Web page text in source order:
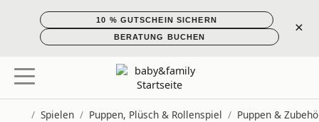
10 % GUTSCHEIN SICHERN
BERATUNG BUCHEN
×
/ Spielen / Puppen, Plüsch & Rollenspiel / Puppen &